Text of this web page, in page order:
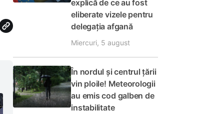
explică de ce au fost
eliberate vizele pentru
delegația afgană
Miercuri, 5 august
În nordul și centrul țării
vin ploile! Meteorologii
au emis cod galben de
instabilitate